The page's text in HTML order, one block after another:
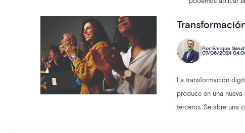
Por Enrique
07/06/2024
La transformación
produce en una
terceros. Se abre una